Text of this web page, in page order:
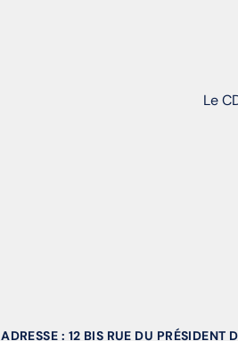
Le
ADRESSE : 12 BIS RUE DU PRÉSIDENT